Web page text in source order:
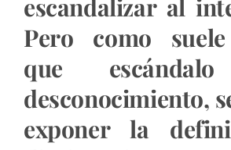
escandalizar al
Pero como
que
desconocimiento,
exponer la